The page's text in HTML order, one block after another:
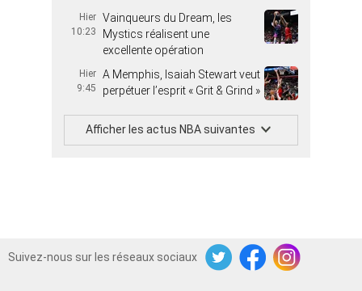
Hier
10:23
Vainqueurs du Dream, les
Mystics réalisent une
excellente opération
Hier
9:45
A Memphis, Isaiah Stewart veut
perpétuer l’esprit « Grit & Grind »
Afficher les actus NBA suivantes
Suivez-nous sur les réseaux sociaux
TwitterFacebookInstagram